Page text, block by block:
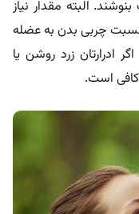
۱۲ لیوان مایعات بنوشند. البته مقدار نیاز
نسبت چربی بدن به عضله
ادرارتان زرد روشن یا
است.